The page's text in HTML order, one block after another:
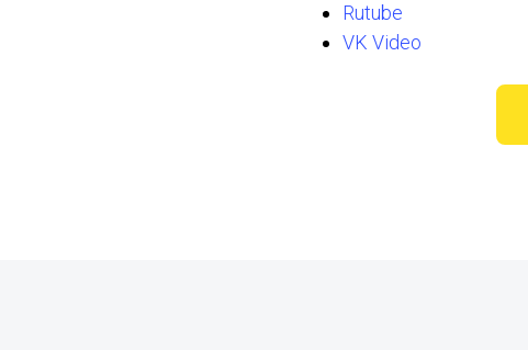
Rutube
VK Video